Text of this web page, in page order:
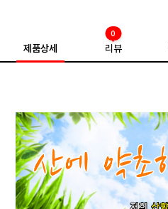
제품상세 리뷰
0